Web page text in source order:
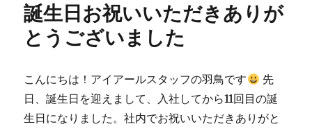
ー
誕生日お祝いいただきありが
とうございました
こんにちは！アイアールスタッフの羽鳥です
先
日、誕生日を迎えまして、入社してから11回目の誕
生日になりました。社内でお祝いいただきありがと